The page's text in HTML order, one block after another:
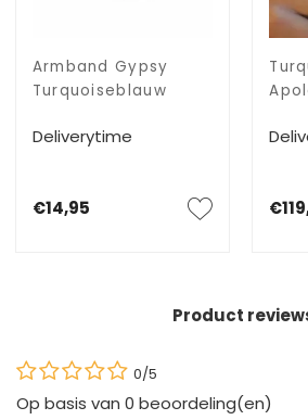
Armband Gypsy
Turquoiseblauw
Deliverytime
€14,95
Product
0/5
Op basis van 0 beoordeling(en)